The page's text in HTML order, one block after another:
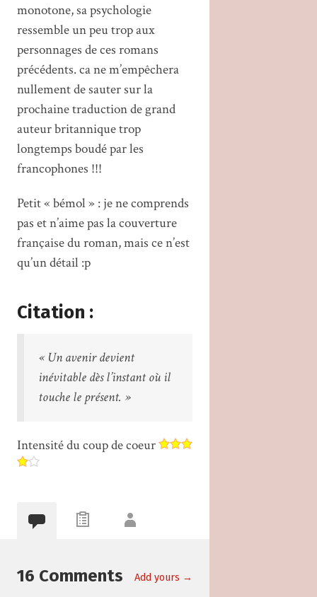
monotone, sa psychologie
ressemble un peu trop aux
personnages de ces romans
précédents. ca ne m’empêchera
nullement de sauter sur la
prochaine traduction de grand
auteur britannique trop
longtemps boudé par les
francophones !!!
Petit « bémol » : je ne comprends
pas et n’aime pas la couverture
française du roman, mais ce n’est
qu’un détail :p
Citation :
« Un avenir devient
inévitable dès l’instant où il
touche le présent. »
Intensité du coup de coeur
16 Comments Add yours →